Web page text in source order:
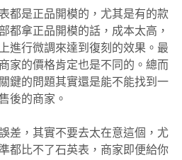
都是正品開模的，尤其是有的款
都拿正品開模的話，成本太高，
進行微調來達到復刻的效果。最
家的價格肯定也是不同的。總而
鍵的問題其實還是能不能找到一
後的商家。
差，其實不要去太在意這個，尤
都比不了石英表，商家即便給你